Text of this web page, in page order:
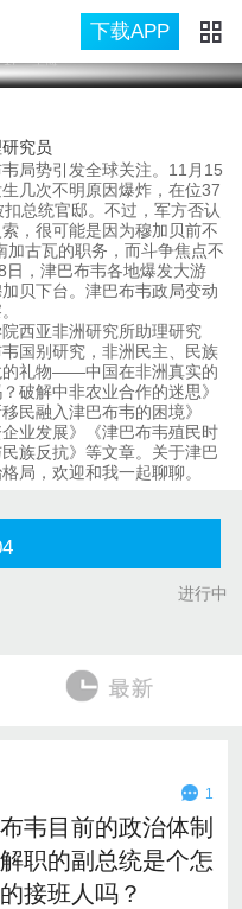
下载APP
17 上海
究员
局势引发全球关注。11月15
几次不明原因爆炸，在位37
总统官邸。不过，军方否认
，很可能是因为穆加贝前不
加古瓦的职务，而斗争焦点不
，津巴布韦各地爆发大游
贝下台。津巴布韦政局变动
西亚非洲研究所助理研究
国别研究，非洲民主、民族
的礼物——中国在非洲真实的
破解中非农业合作的迷思》
民融入津巴布韦的困境》
业发展》《津巴布韦殖民时
族反抗》等文章。关于津巴
局，欢迎和我一起聊聊。
进行中
1
韦目前的政治体制
职的副总统是个怎
接班人吗？